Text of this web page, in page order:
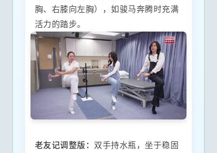
胸、右膝向左胸），如骏马奔腾时充满
活力的踏步。
老友记调整版： 双手持水瓶，坐于稳固